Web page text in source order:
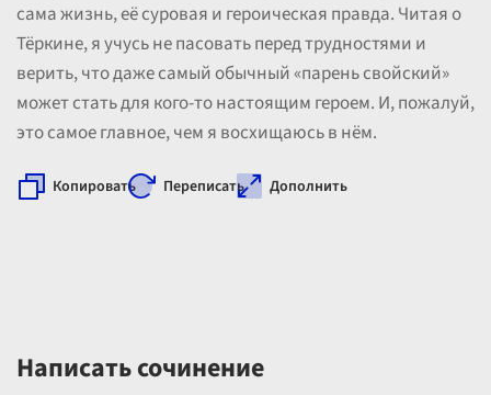
сама жизнь, её суровая и героическая правда. Читая о
Тёркине, я учусь не пасовать перед трудностями и
верить, что даже самый обычный «парень свойский»
может стать для кого-то настоящим героем. И, пожалуй,
это самое главное, чем я восхищаюсь в нём.
Копировать Переписать Дополнить
Написать сочинение